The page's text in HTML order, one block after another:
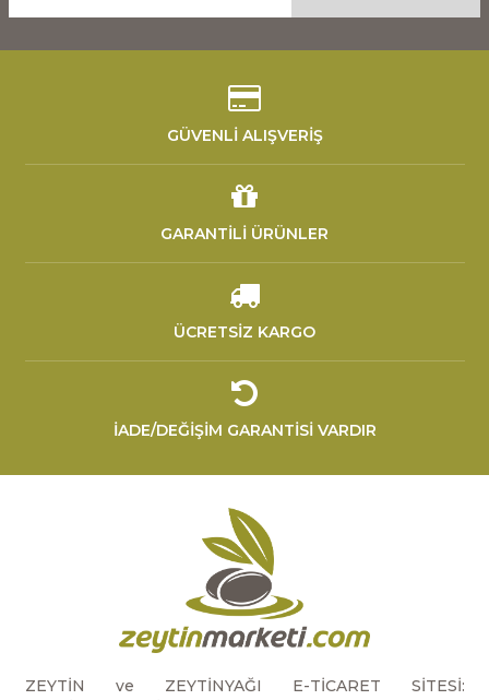
GÜVENLİ ALIŞVERİŞ
GARANTİLİ ÜRÜNLER
ÜCRETSİZ KARGO
İADE/DEĞİŞİM GARANTİSİ VARDIR
ZEYTİN ve ZEYTİNYAĞI E-TİCARET SİTESİ: